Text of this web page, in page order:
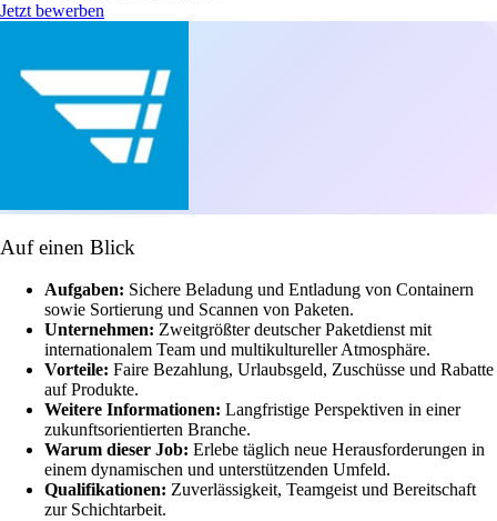
Jetzt bewerben
Auf einen Blick
Aufgaben: Sichere Beladung und Entladung von Containern
sowie Sortierung und Scannen von Paketen.
Unternehmen: Zweitgrößter deutscher Paketdienst mit
internationalem Team und multikultureller Atmosphäre.
Vorteile: Faire Bezahlung, Urlaubsgeld, Zuschüsse und Rabatte
auf Produkte.
Weitere Informationen: Langfristige Perspektiven in einer
zukunftsorientierten Branche.
Warum dieser Job: Erlebe täglich neue Herausforderungen in
einem dynamischen und unterstützenden Umfeld.
Qualifikationen: Zuverlässigkeit, Teamgeist und Bereitschaft
zur Schichtarbeit.